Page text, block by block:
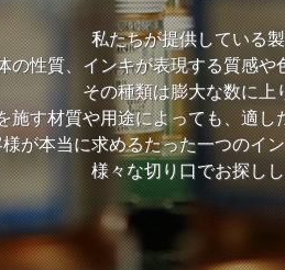
私たちが提供している
の性質、インキが表現する質感
その種類は膨大な数に上
施す材質や用途によっても、適し
様が本当に求めるたった一つのイ
様々な切り口でお探し